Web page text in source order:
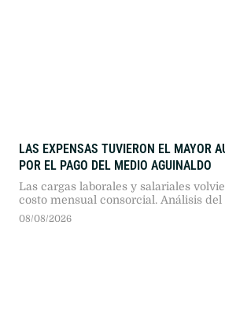
LAS EXPENSAS TUVIERON EL MAYOR
POR EL PAGO DEL MEDIO AGUINALDO
Las cargas laborales y salariales
costo mensual consorcial. Análisis
anual y la pronunciada tendencia a la
08/08/2026